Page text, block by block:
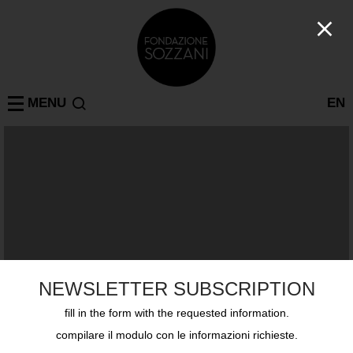
EN
MENU
NEWSLETTER SUBSCRIPTION
fill in the form with the requested information.
compilare il modulo con le informazioni richieste.